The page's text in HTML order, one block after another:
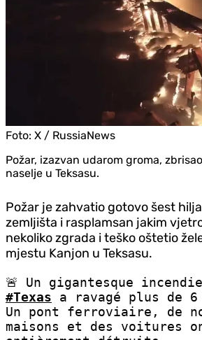
Foto: X / RussiaNews
Požar, izazvan udarom groma,
naselje u Teksasu.
Požar je zahvatio gotovo šest
zemljišta i rasplamsan jakim
nekoliko zgrada i teško oštetio
mjestu Kanjon u Teksasu.
🚨 Un gigantesque
#Texas a ravagé plus de 6
Un pont ferroviaire, de
maisons et des voitures